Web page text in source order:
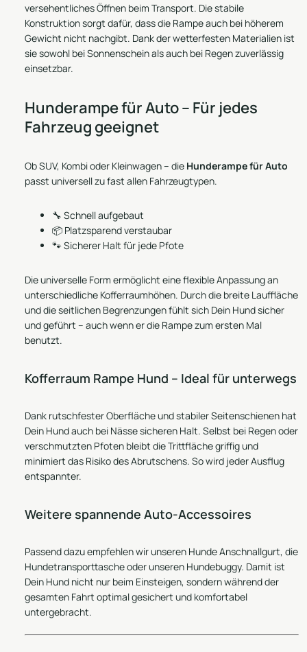
versehentliches Öffnen beim Transport. Die stabile
Konstruktion sorgt dafür, dass die Rampe auch bei höherem
Gewicht nicht nachgibt. Dank der wetterfesten Materialien ist
sie sowohl bei Sonnenschein als auch bei Regen zuverlässig
einsetzbar.
Hunderampe für Auto – Für jedes
Fahrzeug geeignet
Ob SUV, Kombi oder Kleinwagen – die Hunderampe für Auto
passt universell zu fast allen Fahrzeugtypen.
🔧 Schnell aufgebaut
📦 Platzsparend verstaubar
🐾 Sicherer Halt für jede Pfote
Die universelle Form ermöglicht eine flexible Anpassung an
unterschiedliche Kofferraumhöhen. Durch die breite Lauffläche
und die seitlichen Begrenzungen fühlt sich Dein Hund sicher
und geführt – auch wenn er die Rampe zum ersten Mal
benutzt.
Kofferraum Rampe Hund – Ideal für unterwegs
Dank rutschfester Oberfläche und stabiler Seitenschienen hat
Dein Hund auch bei Nässe sicheren Halt. Selbst bei Regen oder
verschmutzten Pfoten bleibt die Trittfläche griffig und
minimiert das Risiko des Abrutschens. So wird jeder Ausflug
entspannter.
Weitere spannende Auto-Accessoires
Passend dazu empfehlen wir unseren Hunde Anschnallgurt, die
Hundetransporttascheoder unseren Hundebuggy. Damit ist
Dein Hund nicht nur beim Einsteigen, sondern während der
gesamten Fahrt optimal gesichert und komfortabel
untergebracht.